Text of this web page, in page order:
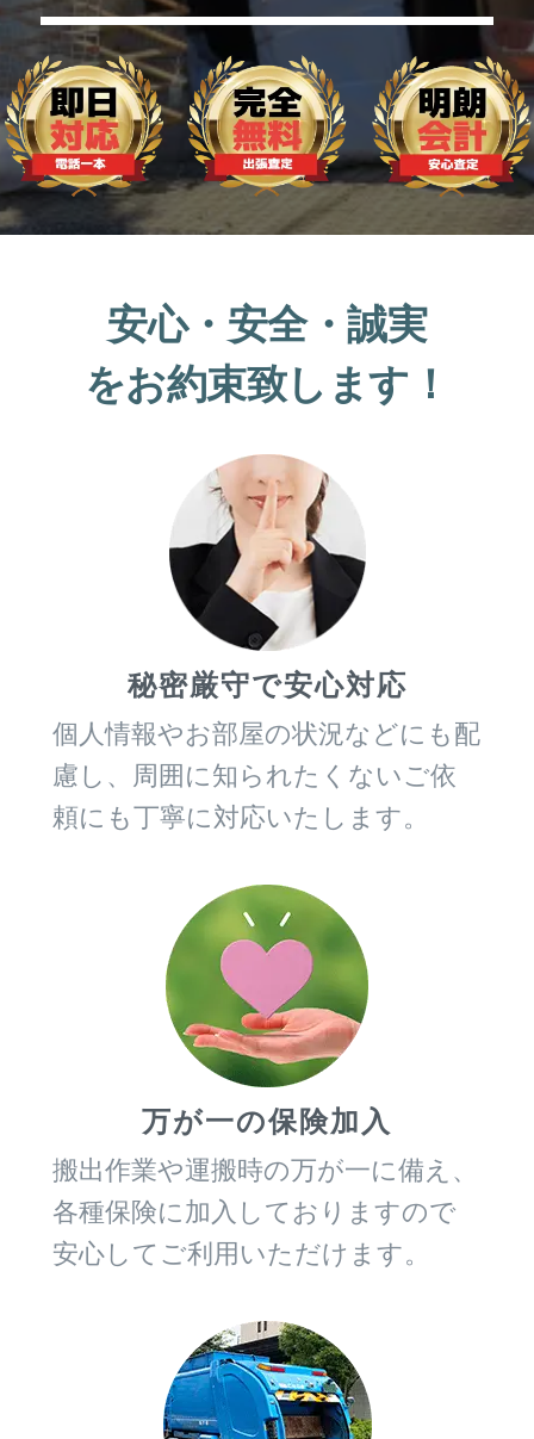
安心・安全・誠実
をお約束致します！
秘密厳守で安心対応
個人情報やお部屋の状況などにも配
慮し、周囲に知られたくないご依
頼にも丁寧に対応いたします。
万が一の保険加入
搬出作業や運搬時の万が一に備え、
各種保険に加入しておりますので
安心してご利用いただけます。